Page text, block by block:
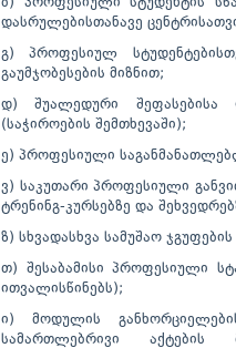
დასრულებისთანავე
გ) პროფესიულ
გაუმჯობესების მიზნით;
დ) შუალედური შეფასებისა
(საჭიროების შემთხევაში);
ე) პროფესიული
ვ) საკუთარი პროფესიული
ტრენინგ-კურსებზე და
ზ) სხვადასხვა სამუშაო
თ) შესაბამისი პროფესიული
ითვალისწინებს);
ი) მოდულის
სამართლებრივი აქტების